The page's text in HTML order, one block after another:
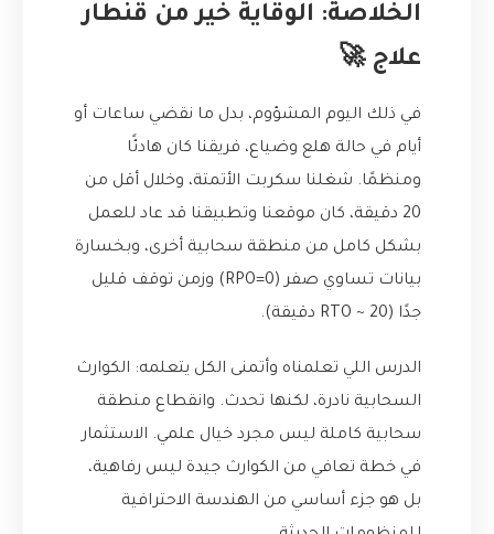
الخلاصة: الوقاية خير من قنطار
علاج 🚀
في ذلك اليوم المشؤوم، بدل ما نقضي ساعات أو
أيام في حالة هلع وضياع، فريقنا كان هادئًا
ومنظمًا. شغلنا سكربت الأتمتة، وخلال أقل من
20 دقيقة، كان موقعنا وتطبيقنا قد عاد للعمل
بشكل كامل من منطقة سحابية أخرى، وبخسارة
بيانات تساوي صفر (RPO=0) وزمن توقف قليل
جدًا (RTO ~ 20 دقيقة).
الدرس اللي تعلمناه وأتمنى الكل يتعلمه: الكوارث
السحابية نادرة، لكنها تحدث. وانقطاع منطقة
سحابية كاملة ليس مجرد خيال علمي. الاستثمار
في خطة تعافي من الكوارث جيدة ليس رفاهية،
بل هو جزء أساسي من الهندسة الاحترافية